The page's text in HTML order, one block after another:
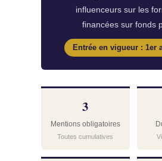
influenceurs sur les
financées sur fonds
Entrée en vigueur : 1er
3
Mentions obligatoires
Toutes cumulatives